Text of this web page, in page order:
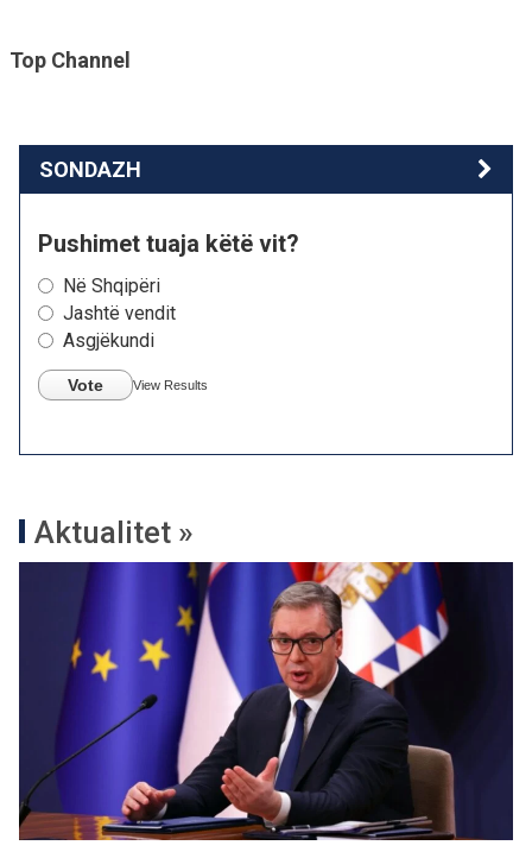
Top Channel
SONDAZH
Pushimet tuaja këtë vit?
Në Shqipëri
Jashtë vendit
Asgjëkundi
Vote View Results
Aktualitet »